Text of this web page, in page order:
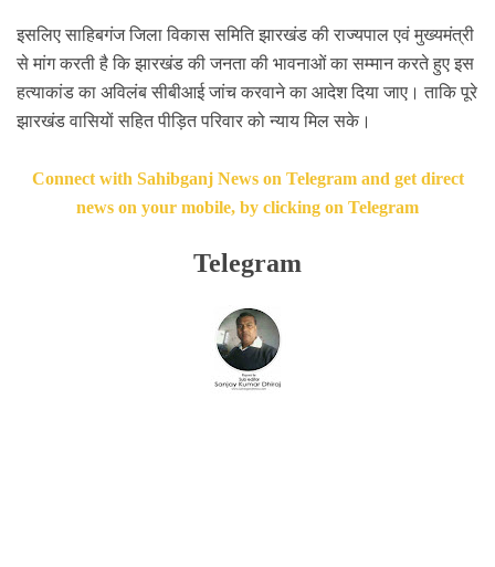
इसलिए साहिबगंज जिला विकास समिति झारखंड की राज्यपाल एवं मुख्यमंत्री
से मांग करती है कि झारखंड की जनता की भावनाओं का सम्मान करते हुए इस
हत्याकांड का अविलंब सीबीआई जांच करवाने का आदेश दिया जाए। ताकि पूरे
झारखंड वासियों सहित पीड़ित परिवार को न्याय मिल सके।
Connect with Sahibganj News on Telegram and get direct
news on your mobile, by clicking on Telegram
Telegram